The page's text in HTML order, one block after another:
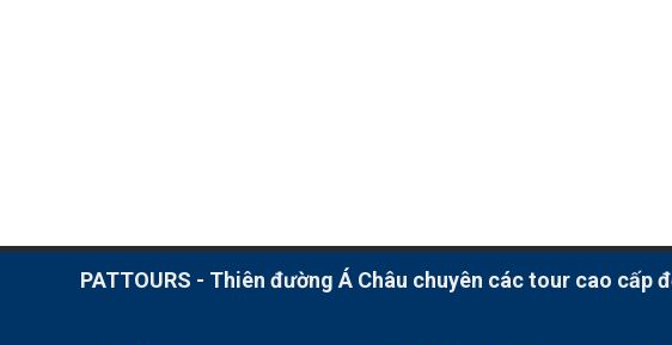
PATTOURS - Thiên đường Á Châu chuyên các tour cao cấp